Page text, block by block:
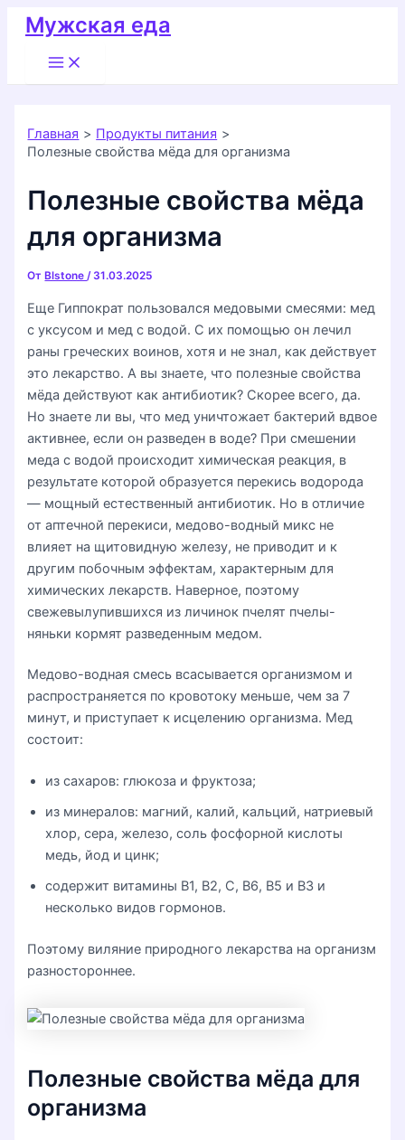
Перейти
содержимому
Мужская еда
Main
Menu
Главная
Продукты питания
Полезные свойства мёда для организма
Полезные свойства мёда
для организма
От Blstone/ 31.03.2025
Еще Гиппократ пользовался медовыми смесями: мед
с уксусом и мед с водой. С их помощью он лечил
раны греческих воинов, хотя и не знал, как действует
это лекарство. А вы знаете, что полезные свойства
мёда действуют как антибиотик? Скорее всего, да.
Но знаете ли вы, что мед уничтожает бактерий вдвое
активнее, если он разведен в воде? При смешении
меда с водой происходит химическая реакция, в
результате которой образуется перекись водорода
— мощный естественный антибиотик. Но в отличие
от аптечной перекиси, медово-водный микс не
влияет на щитовидную железу, не приводит и к
другим побочным эффектам, характерным для
химических лекарств. Наверное, поэтому
свежевылупившихся из личинок пчелят пчелы-
няньки кормят разведенным медом.
Медово-водная смесь всасывается организмом и
распространяется по кровотоку меньше, чем за 7
минут, и приступает к исцелению организма. Мед
состоит:
из сахаров: глюкоза и фруктоза;
из минералов: магний, калий, кальций, натриевый
хлор, сера, железо, соль фосфорной кислоты
медь, йод и цинк;
содержит витамины B1, B2, C, B6, B5 и B3 и
несколько видов гормонов.
Поэтому виляние природного лекарства на организм
разностороннее.
Полезные свойства мёда для
организма